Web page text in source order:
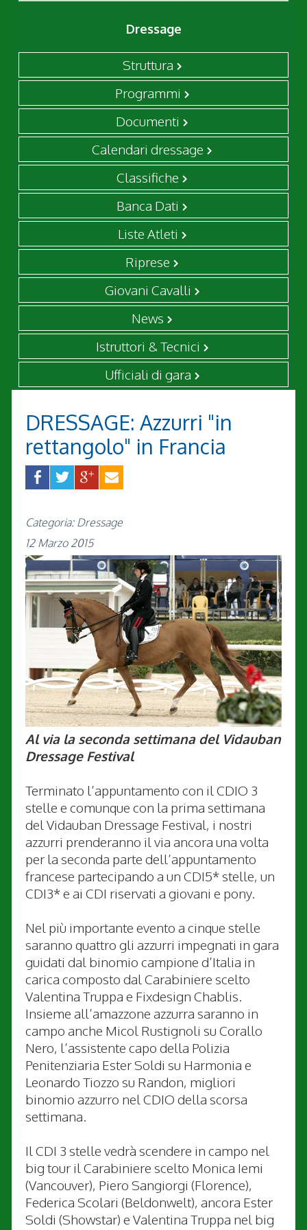
Dressage
Struttura
Programmi
Documenti
Calendari dressage
Classifiche
Banca Dati
Liste Atleti
Riprese
Giovani Cavalli
News
Istruttori & Tecnici
Ufficiali di gara
DRESSAGE: Azzurri "in
rettangolo" in Francia
Categoria: Dressage
12 Marzo 2015
Al via la seconda settimana del Vidauban
Dressage Festival
Terminato l’appuntamento con il CDIO 3
stelle e comunque con la prima settimana
del Vidauban Dressage Festival, i nostri
azzurri prenderanno il via ancora una volta
per la seconda parte dell’appuntamento
francese partecipando a un CDI5* stelle, un
CDI3* e ai CDI riservati a giovani e pony.
Nel più importante evento a cinque stelle
saranno quattro gli azzurri impegnati in gara
guidati dal binomio campione d’Italia in
carica composto dal Carabiniere scelto
Valentina Truppa e Fixdesign Chablis.
Insieme all’amazzone azzurra saranno in
campo anche Micol Rustignoli su Corallo
Nero, l’assistente capo della Polizia
Penitenziaria Ester Soldi su Harmonia e
Leonardo Tiozzo su Randon, migliori
binomio azzurro nel CDIO della scorsa
settimana.
Il CDI 3 stelle vedrà scendere in campo nel
big tour il Carabiniere scelto Monica Iemi
(Vancouver), Piero Sangiorgi (Florence),
Federica Scolari (Beldonwelt), ancora Ester
Soldi (Showstar) e Valentina Truppa nel big